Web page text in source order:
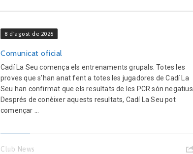
8 d'agost de 2026
Comunicat oficial
Cadí La Seu comença els entrenaments grupals. Totes les
proves que s’han anat fent a totes les jugadores de Cadí La
Seu han confirmat que els resultats de les PCR són negatius.
Després de conèixer aquests resultats, Cadí La Seu pot
començar ...
Club News